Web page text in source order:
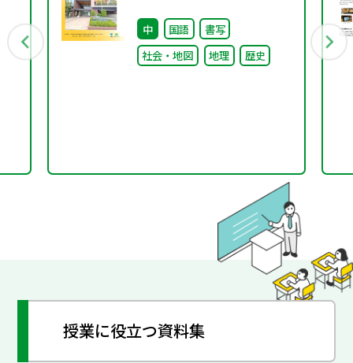
取り組みと今後への期待
～
中 国語
書写
社会・地図
地理 歴史
授業に役立つ資料集